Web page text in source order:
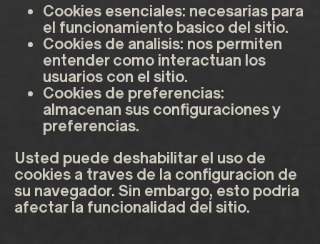
Cookies esenciales: necesarias para
el funcionamiento basico del sitio.
Cookies de analisis: nos permiten
entender como interactuan los
usuarios con el sitio.
Cookies de preferencias:
almacenan sus configuraciones y
preferencias.
Usted puede deshabilitar el uso de
cookies a traves de la configuracion de
su navegador. Sin embargo, esto podria
afectar la funcionalidad del sitio.